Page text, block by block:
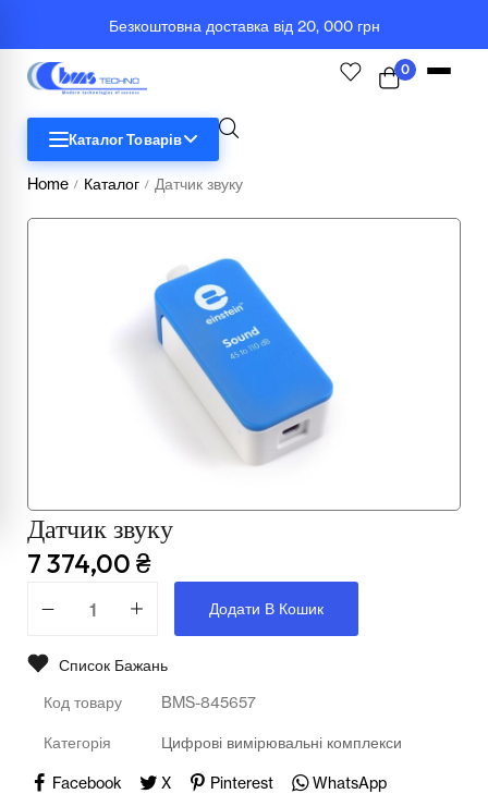
Безкоштовна доставка від 20, 000 грн
0
Каталог Товарів
Біологія
Географія
Комп'ютерна техніка
Медичні тренажери та манекени
Телерадіо обладнання
Всі товари
Home / Каталог / Датчик звуку
Датчик звуку
7 374,00 ₴
Додати В Кошик
Список Бажань
Код товару BMS-845657
Категорія Цифрові вимірювальні комплекси
Facebook X Pinterest WhatsApp